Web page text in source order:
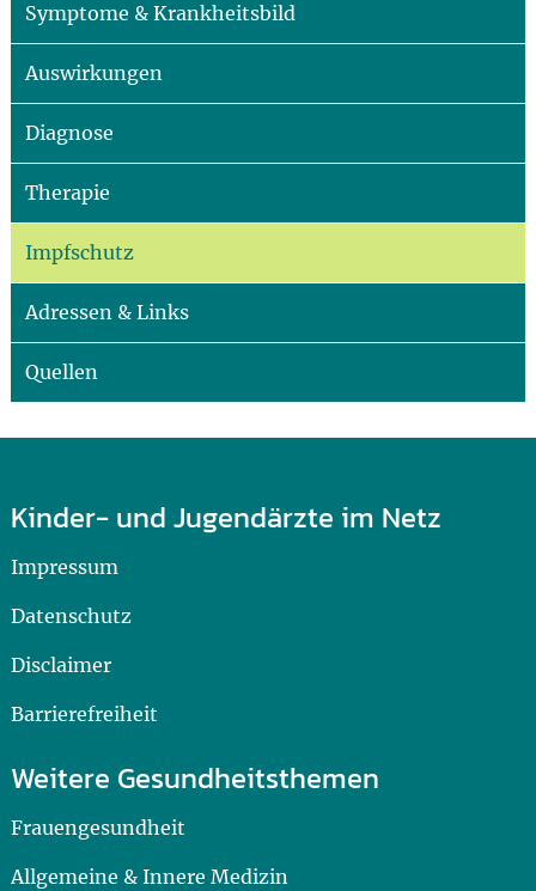
Symptome & Krankheitsbild
Auswirkungen
Diagnose
Therapie
Impfschutz
Adressen & Links
Quellen
Kinder- und Jugendärzte im Netz
Impressum
Datenschutz
Disclaimer
Barrierefreiheit
Weitere Gesundheitsthemen
Frauengesundheit
Allgemeine & Innere Medizin